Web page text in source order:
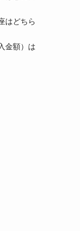
はどちら
金額）は